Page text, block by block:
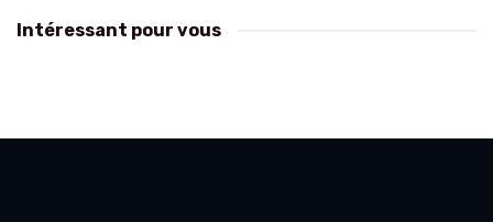
Intéressant pour vous